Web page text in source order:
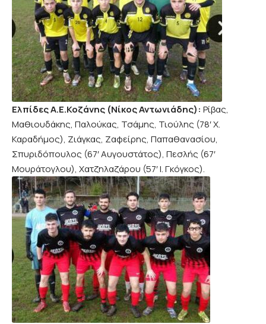
Ελπίδες Α.Ε.Κοζάνης (Νίκος Αντωνιάδης): Ρίβας,
Μαθιουδάκης, Παλούκας, Τσάμης, Τιούλης (78′ Χ.
Καραδήμος), Ζιάγκας, Ζαφείρης, Παπαθανασίου,
Σπυριδόπουλος (67′ Αυγουστάτος), Πεσλής (67′
Μουράτογλου), Χατζηλαζάρου (57′ Ι. Γκόγκος).